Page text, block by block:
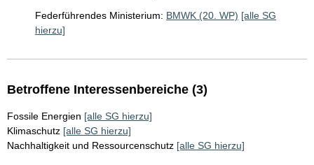
Federführendes Ministerium: BMWK (20. WP) [alle SG
hierzu]
Betroffene Interessenbereiche (3)
Fossile Energien [alle SG hierzu]
Klimaschutz [alle SG hierzu]
Nachhaltigkeit und Ressourcenschutz [alle SG hierzu]